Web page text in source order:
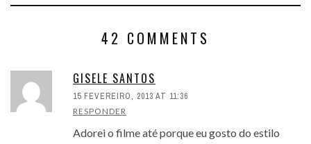
42 COMMENTS
GISELE SANTOS
15 FEVEREIRO, 2013 AT 11:36
RESPONDER
Adorei o filme até porque eu gosto do estilo